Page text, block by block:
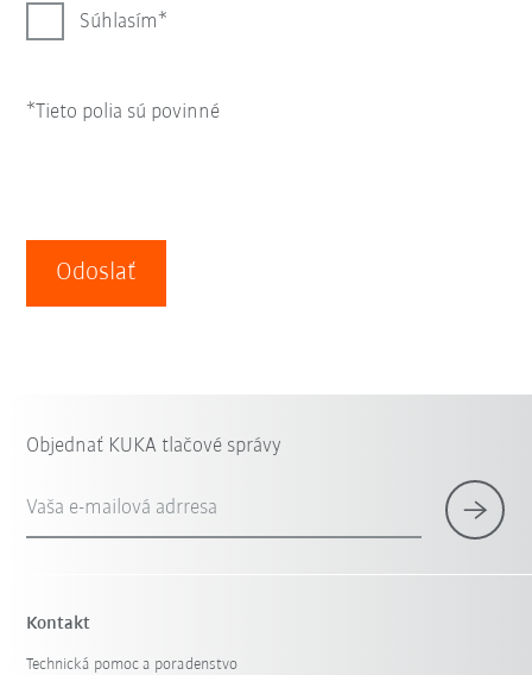
Súhlasím
*Tieto polia sú povinné
Odoslať
Objednať KUKA tlačové správy
Vaša e-mailová adrresa
Kontakt
Technická pomoc a poradenstvo